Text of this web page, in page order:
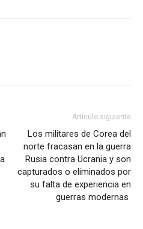
Artículo siguiente
Los militares de Corea del
norte fracasan en la guerra
Rusia contra Ucrania y son
capturados o eliminados por
su falta de experiencia en
guerras modernas